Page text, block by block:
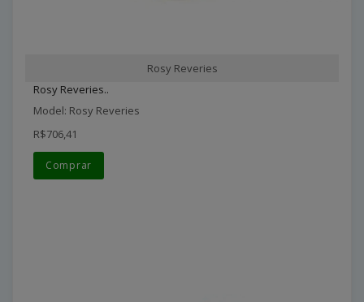
Rosy Reveries
Rosy Reveries..
Model: Rosy Reveries
R$706,41
Comprar